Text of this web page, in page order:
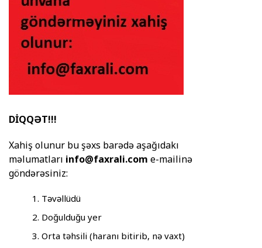
DİQQƏT!!!
Xahiş olunur bu şəxs barədə aşağıdakı
məlumatları info@faxrali.com e-mailinə
göndərəsiniz:
Təvəllüdü
Doğulduğu yer
Orta təhsili (haranı bitirib, nə vaxt)